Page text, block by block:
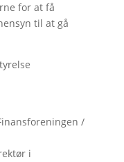
for at få
til at gå
/
i